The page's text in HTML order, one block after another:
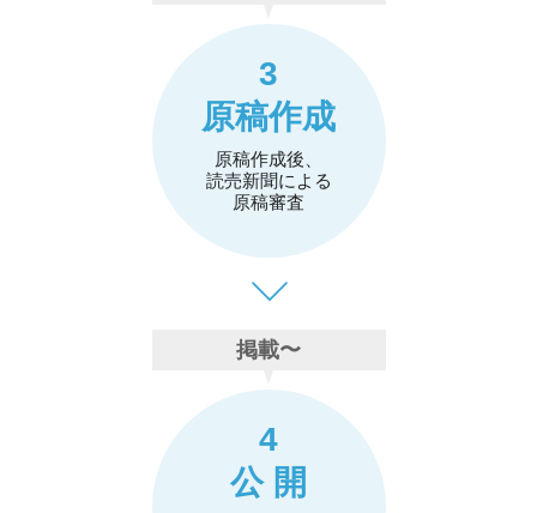
3
原稿作成
原稿作成後、
読売新聞による
原稿審査
掲載〜
4
公 開